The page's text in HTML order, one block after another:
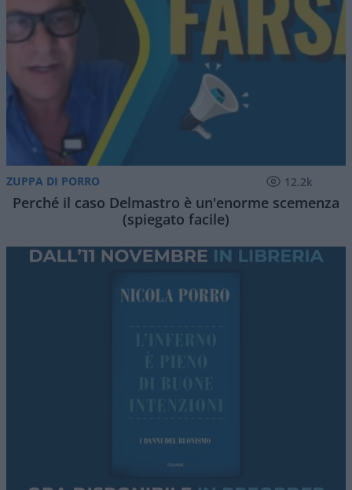
ZUPPA DI PORRO 12.2k
Perché il caso Delmastro è un'enorme scemenza
(spiegato facile)